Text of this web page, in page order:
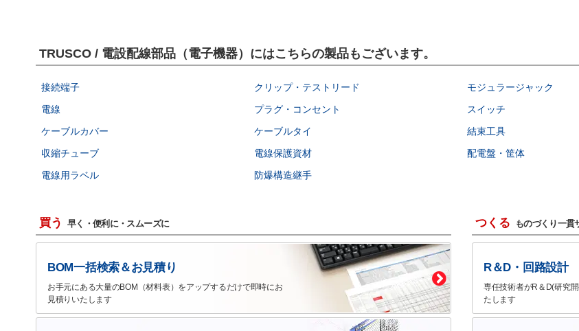
TRUSCO / 電設配線部品（電子機器）にはこちらの製品もございます。
接続端子 クリップ・テストリード モジュラージャック
電線
プラグ・コンセント スイッチ
ケーブルカバー
ケーブルタイ 結束工具
収縮チューブ
電線保護資材 配電盤・筐体
電線用ラベル
防爆構造継手
買う 早く・便利に・スムーズに
BOM一括検索＆お見積り
お手元にある大量のBOM（材料表）をアップするだけで即時にお
見積りいたします
つくる ものづくり一貫
R＆D・回路設計
専任技術者がR＆D(研究
たします